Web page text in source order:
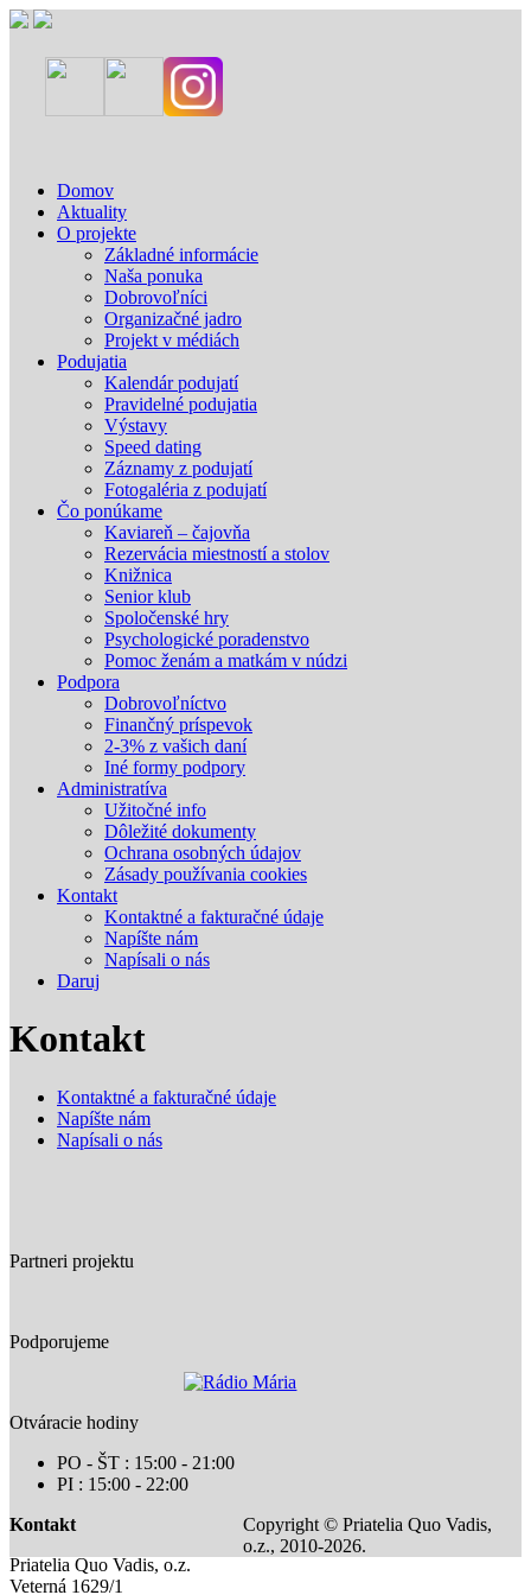
Domov
Aktuality
O projekte
Základné informácie
Naša ponuka
Dobrovoľníci
Organizačné jadro
Projekt v médiách
Podujatia
Kalendár podujatí
Pravidelné podujatia
Výstavy
Speed dating
Záznamy z podujatí
Fotogaléria z podujatí
Čo ponúkame
Kaviareň – čajovňa
Rezervácia miestností a stolov
Knižnica
Senior klub
Spoločenské hry
Psychologické poradenstvo
Pomoc ženám a matkám v núdzi
Podpora
Dobrovoľníctvo
Finančný príspevok
2-3% z vašich daní
Iné formy podpory
Administratíva
Užitočné info
Dôležité dokumenty
Ochrana osobných údajov
Zásady používania cookies
Kontakt
Kontaktné a fakturačné údaje
Napíšte nám
Napísali o nás
Daruj
Kontakt
Kontaktné a fakturačné údaje
Napíšte nám
Napísali o nás
Partneri projektu
Podporujeme
Otváracie hodiny
PO - ŠT : 15:00 - 21:00
PI : 15:00 - 22:00
Kontakt
Priatelia Quo Vadis, o.z.
Veterná 1629/1
Copyright © Priatelia Quo Vadis,
o.z., 2010-2026.